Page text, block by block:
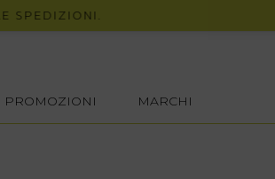
SPEDIZIONI.
PROMOZIONI MARCHI